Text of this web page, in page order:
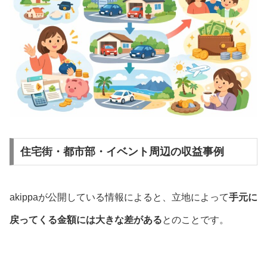
住宅街・都市部・イベント周辺の収益事例
akippaが公開している情報によると、立地によって手元に
戻ってくる金額には大きな差があるとのことです。